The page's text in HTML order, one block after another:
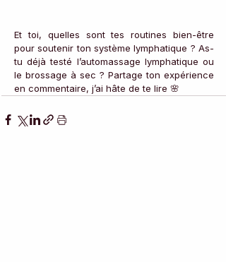
Et toi, quelles sont tes routines bien-être
pour soutenir ton système lymphatique ? As-
tu déjà testé l’automassage lymphatique ou
le brossage à sec ? Partage ton expérience
en commentaire, j’ai hâte de te lire 🌸